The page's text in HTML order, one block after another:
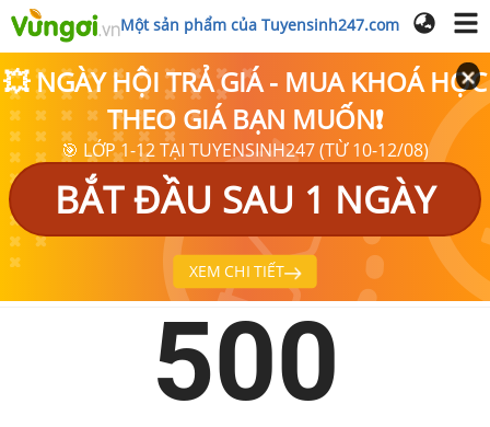
Một sản phẩm của Tuyensinh247.com
💥 NGÀY HỘI TRẢ GIÁ - MUA KHOÁ HỌC
THEO GIÁ BẠN MUỐN❗
🎯 LỚP 1-12 TẠI TUYENSINH247 (TỪ 10-12/08)
BẮT ĐẦU SAU 1 NGÀY
XEM CHI TIẾT
500